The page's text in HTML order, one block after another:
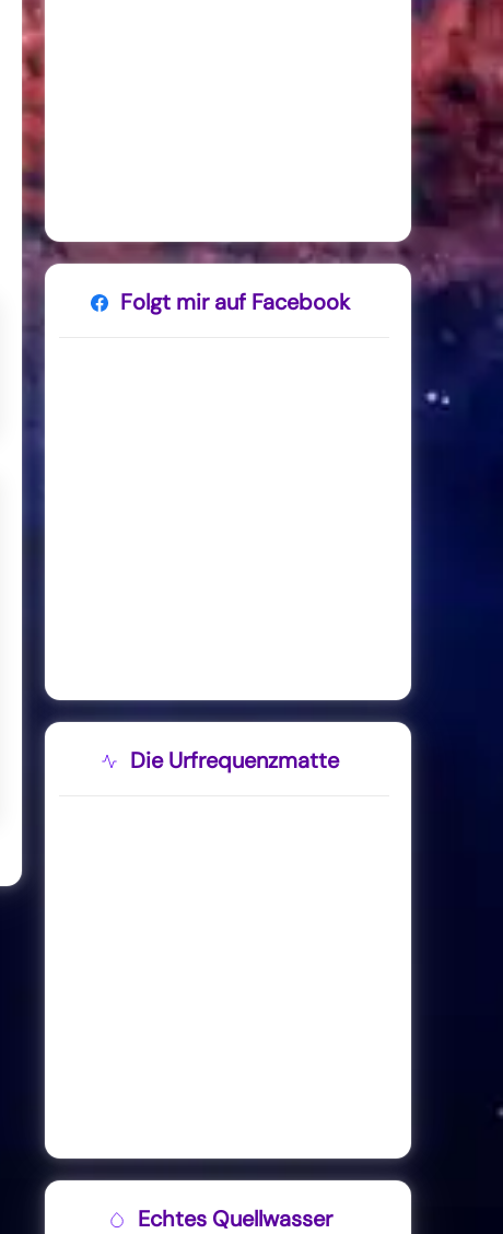
Folgt mir auf Facebook
Die Urfrequenzmatte
Echtes Quellwasser